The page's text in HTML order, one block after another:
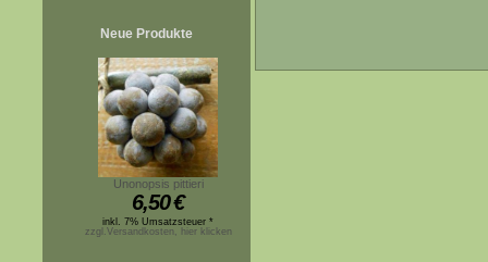
Neue Produkte
Unonopsis pittieri
6,50€
inkl. 7% Umsatzsteuer *
zzgl.Versandkosten, hier klicken